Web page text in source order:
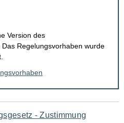
Version des
Regelungsvorhaben wurde
- Zustimmung